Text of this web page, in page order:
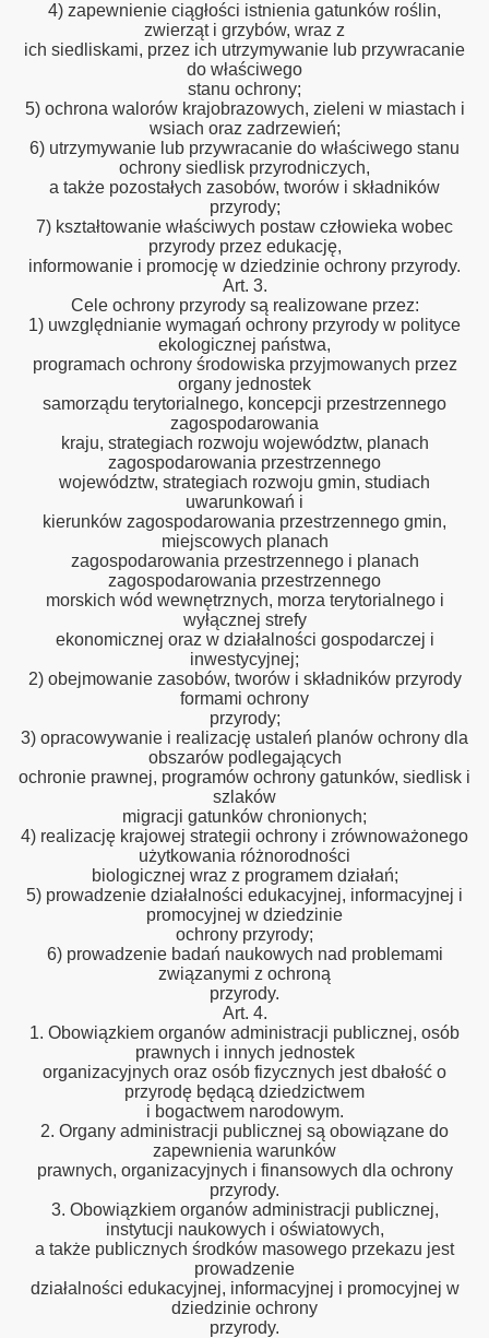
4) zapewnienie ciągłości istnienia gatunków roślin,
zwierząt i grzybów, wraz z
ich siedliskami, przez ich utrzymywanie lub przywracanie
do właściwego
stanu ochrony;
5) ochrona walorów krajobrazowych, zieleni w miastach i
wsiach oraz zadrzewień;
6) utrzymywanie lub przywracanie do właściwego stanu
ochrony siedlisk przyrodniczych,
a także pozostałych zasobów, tworów i składników
przyrody;
7) kształtowanie właściwych postaw człowieka wobec
przyrody przez edukację,
informowanie i promocję w dziedzinie ochrony przyrody.
Art. 3.
Cele ochrony przyrody są realizowane przez:
1) uwzględnianie wymagań ochrony przyrody w polityce
ekologicznej państwa,
programach ochrony środowiska przyjmowanych przez
organy jednostek
samorządu terytorialnego, koncepcji przestrzennego
zagospodarowania
kraju, strategiach rozwoju województw, planach
zagospodarowania przestrzennego
województw, strategiach rozwoju gmin, studiach
uwarunkowań i
kierunków zagospodarowania przestrzennego gmin,
miejscowych planach
zagospodarowania przestrzennego i planach
zagospodarowania przestrzennego
morskich wód wewnętrznych, morza terytorialnego i
wyłącznej strefy
ekonomicznej oraz w działalności gospodarczej i
inwestycyjnej;
2) obejmowanie zasobów, tworów i składników przyrody
formami ochrony
przyrody;
3) opracowywanie i realizację ustaleń planów ochrony dla
obszarów podlegających
ochronie prawnej, programów ochrony gatunków, siedlisk i
szlaków
migracji gatunków chronionych;
4) realizację krajowej strategii ochrony i zrównoważonego
użytkowania różnorodności
biologicznej wraz z programem działań;
5) prowadzenie działalności edukacyjnej, informacyjnej i
promocyjnej w dziedzinie
ochrony przyrody;
6) prowadzenie badań naukowych nad problemami
związanymi z ochroną
przyrody.
Art. 4.
1. Obowiązkiem organów administracji publicznej, osób
prawnych i innych jednostek
organizacyjnych oraz osób fizycznych jest dbałość o
przyrodę będącą dziedzictwem
i bogactwem narodowym.
2. Organy administracji publicznej są obowiązane do
zapewnienia warunków
prawnych, organizacyjnych i finansowych dla ochrony
przyrody.
3. Obowiązkiem organów administracji publicznej,
instytucji naukowych i oświatowych,
a także publicznych środków masowego przekazu jest
prowadzenie
działalności edukacyjnej, informacyjnej i promocyjnej w
dziedzinie ochrony
przyrody.